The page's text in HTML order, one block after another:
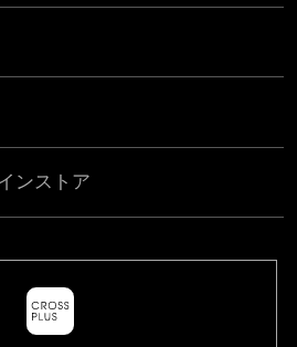
ンストア